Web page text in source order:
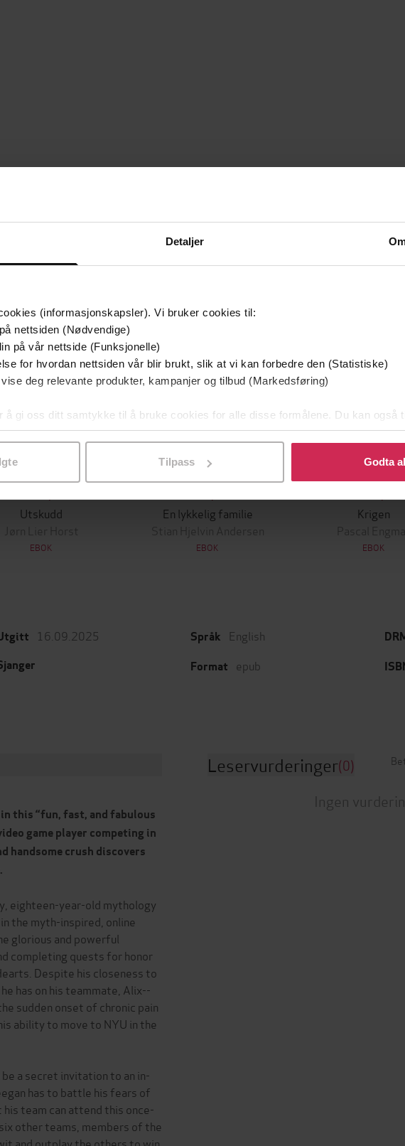
Detaljer
(informasjonskapsler). Vi bruker cookies til:
nettsiden (Nødvendige)
på vår nettside (Funksjonelle)
for hvordan nettsiden vår blir brukt, slik at vi kan forbedre den (Statistiske)
deg relevante produkter, kampanjer og tilbud (Markedsføring)
å gi oss ditt samtykke til å bruke cookies for alle disse formålene. Du kan også
ved å klikke på «Tilpass». Du kan når som helst trekke tilbake eller
Tilpass Godta
Utskudd
Jørn Lier Horst
EBOK
En lykkelig familie
Stian Hjelvin Andersen
EBOK
Krigen
Pascal
EBOK
16.09.2025 Språk English
Format epub
in this “fun, fast, and fabulous
game player competing in
handsome crush discovers
eighteen-year-old mythology
the myth-inspired, online
glorious and powerful
completing quests for honor
Despite his closeness to
has on his teammate, Alix--
sudden onset of chronic pain
ability to move to NYU in the
a secret invitation to an in-
has to battle his fears of
his team can attend this once-
other teams, members of the
Leservurderinger(0)
Ingen